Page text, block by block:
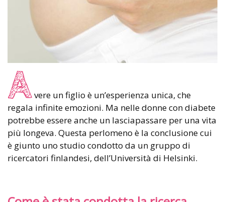
A vere un figlio è un’esperienza unica, che
regala infinite emozioni. Ma nelle donne con diabete
potrebbe essere anche un lasciapassare per una vita
più longeva. Questa perlomeno è la conclusione cui
è giunto uno studio condotto da un gruppo di
ricercatori finlandesi, dell’Università di Helsinki.